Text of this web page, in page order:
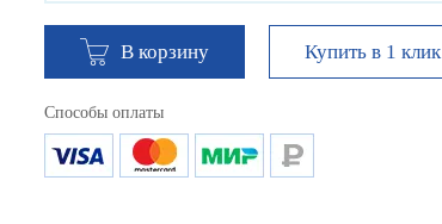
В корзину Купить в 1 клик
Способы оплаты